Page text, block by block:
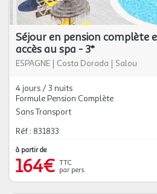
Séjour en pension complète
accès au spa - 3*
ESPAGNE | Costa Dorada | Salou
4 jours / 3 nuits
Formule Pension Complète
Sans Transport
Réf : 831833
à partir de
164€ TTC
par pers.